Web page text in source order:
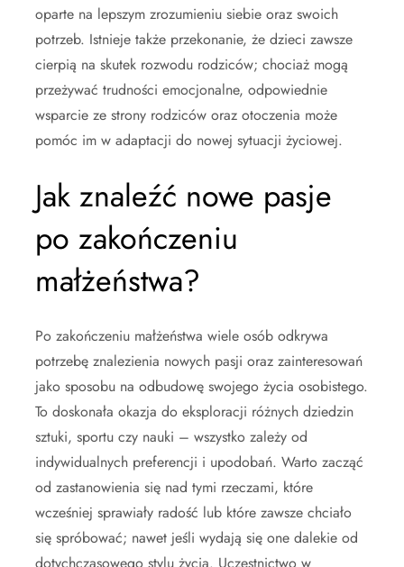
oparte na lepszym zrozumieniu siebie oraz swoich
potrzeb. Istnieje także przekonanie, że dzieci zawsze
cierpią na skutek rozwodu rodziców; chociaż mogą
przeżywać trudności emocjonalne, odpowiednie
wsparcie ze strony rodziców oraz otoczenia może
pomóc im w adaptacji do nowej sytuacji życiowej.
Jak znaleźć nowe pasje
po zakończeniu
małżeństwa?
Po zakończeniu małżeństwa wiele osób odkrywa
potrzebę znalezienia nowych pasji oraz zainteresowań
jako sposobu na odbudowę swojego życia osobistego.
To doskonała okazja do eksploracji różnych dziedzin
sztuki, sportu czy nauki – wszystko zależy od
indywidualnych preferencji i upodobań. Warto zacząć
od zastanowienia się nad tymi rzeczami, które
wcześniej sprawiały radość lub które zawsze chciało
się spróbować; nawet jeśli wydają się one dalekie od
dotychczasowego stylu życia. Uczestnictwo w